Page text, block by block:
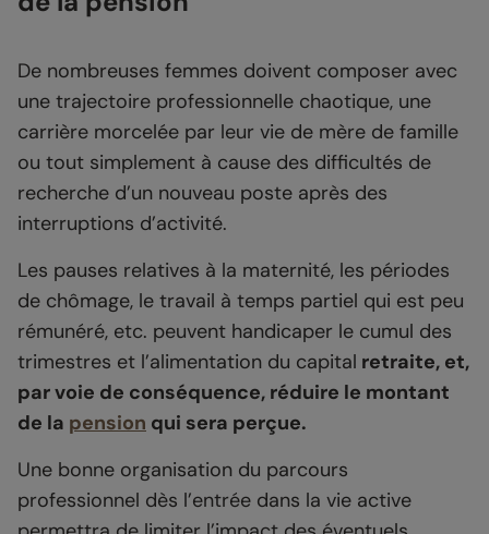
De nombreuses femmes doivent composer avec
une trajectoire professionnelle chaotique, une
carrière morcelée par leur vie de mère de famille
ou tout simplement à cause des difficultés de
recherche d’un nouveau poste après des
interruptions d’activité.
Les pauses relatives à la maternité, les périodes
de chômage, le travail à temps partiel qui est peu
rémunéré, etc. peuvent handicaper le cumul des
trimestres et l’alimentation du capital retraite, et,
par voie de conséquence, réduire le montant
de la pension qui sera perçue.
Une bonne organisation du parcours
professionnel dès l’entrée dans la vie active